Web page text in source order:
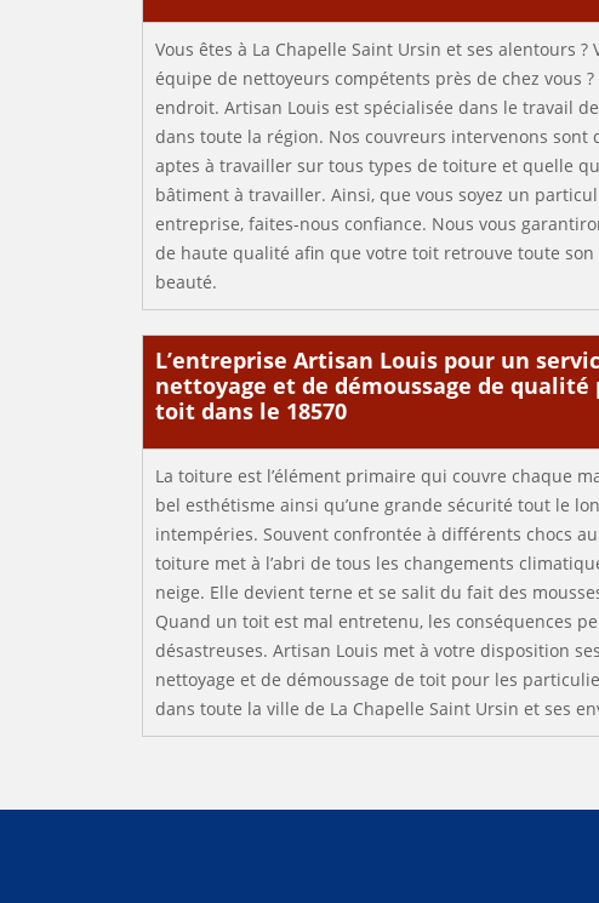
Vous êtes à La Chapelle Saint Ursin et ses alentours ?
équipe de nettoyeurs compétents près de chez vous ?
endroit. Artisan Louis est spécialisée dans le travail
dans toute la région. Nos couvreurs intervenons sont
aptes à travailler sur tous types de toiture et quelle
bâtiment à travailler. Ainsi, que vous soyez un
entreprise, faites-nous confiance. Nous vous
de haute qualité afin que votre toit retrouve toute son
beauté.
L’entreprise Artisan Louis pour un
nettoyage et de démoussage de qualité
toit dans le 18570
La toiture est l’élément primaire qui couvre chaque
bel esthétisme ainsi qu’une grande sécurité tout le
intempéries. Souvent confrontée à différents chocs au
toiture met à l’abri de tous les changements
neige. Elle devient terne et se salit du fait des
Quand un toit est mal entretenu, les conséquences
désastreuses. Artisan Louis met à votre disposition
nettoyage et de démoussage de toit pour les
dans toute la ville de La Chapelle Saint Ursin et ses